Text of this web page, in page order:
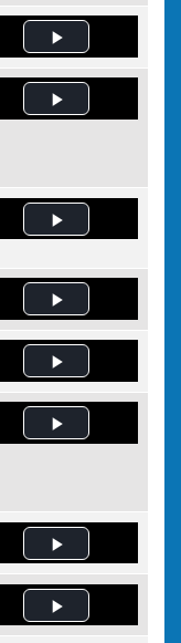
Play Video
Play Video
Play Video
Play Video
Play Video
Play Video
Play Video
Play Video